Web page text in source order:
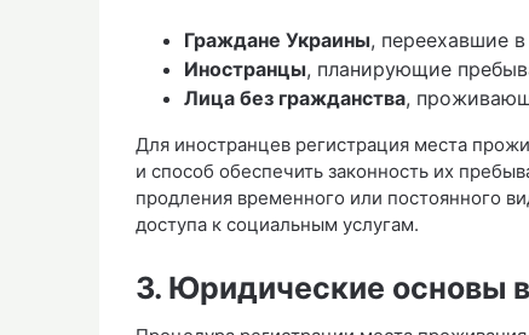
Граждане Украины, переехавшие
Иностранцы, планирующие
Лица без гражданства,
Для иностранцев регистрация места
и способ обеспечить законность их
продления временного или постоянного
доступа к социальным услугам.
3. Юридические основы